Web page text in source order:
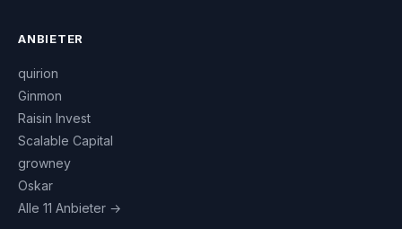
ANBIETER
quirion
Ginmon
Raisin Invest
Scalable Capital
growney
Oskar
Alle 11 Anbieter →